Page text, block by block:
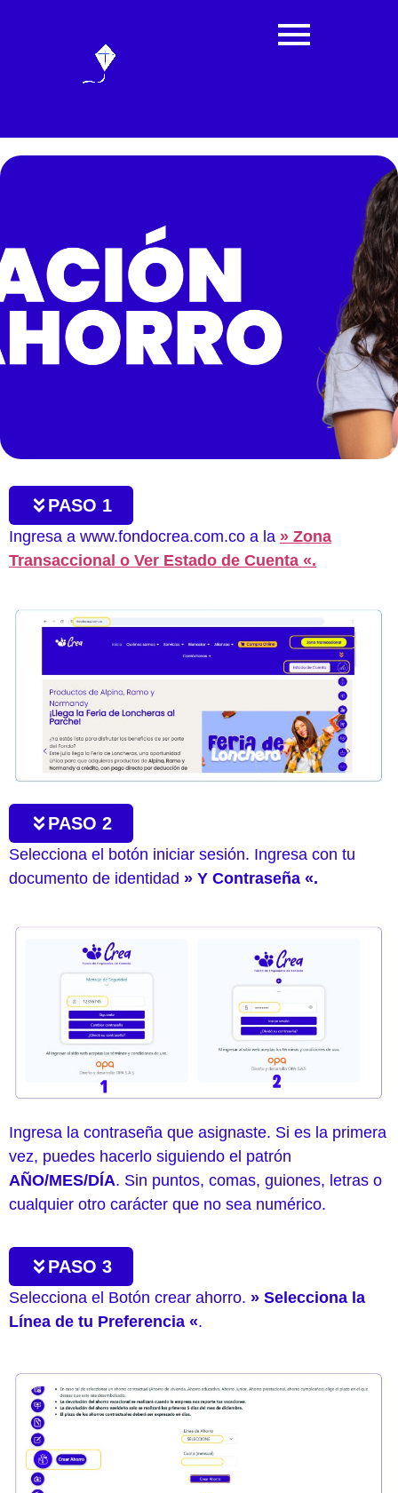
PASO 1
Ingresa a www.fondocrea.com.co a la » Zona
Transaccional o Ver Estado de Cuenta «.
PASO 2
Selecciona el botón iniciar sesión. Ingresa con tu
documento de identidad » Y Contraseña «.
Ingresa la contraseña que asignaste. Si es la primera
vez, puedes hacerlo siguiendo el patrón
AÑO/MES/DÍA. Sin puntos, comas, guiones, letras o
cualquier otro carácter que no sea numérico.
PASO 3
Selecciona el Botón crear ahorro. » Selecciona la
Línea de tu Preferencia «.